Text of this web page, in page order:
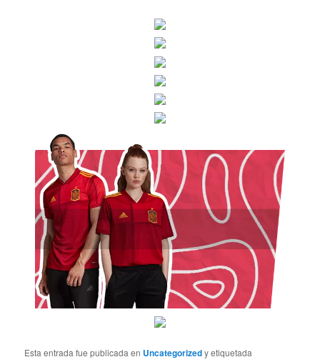
Esta entrada fue publicada en Uncategorizedy etiquetada